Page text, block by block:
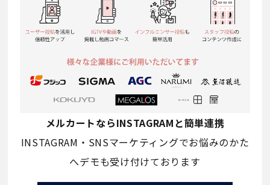
メルカートならINSTAGRAMと簡単連携
INSTAGRAM・SNSマーケティングでお悩みのかた
へデモも受け付けております